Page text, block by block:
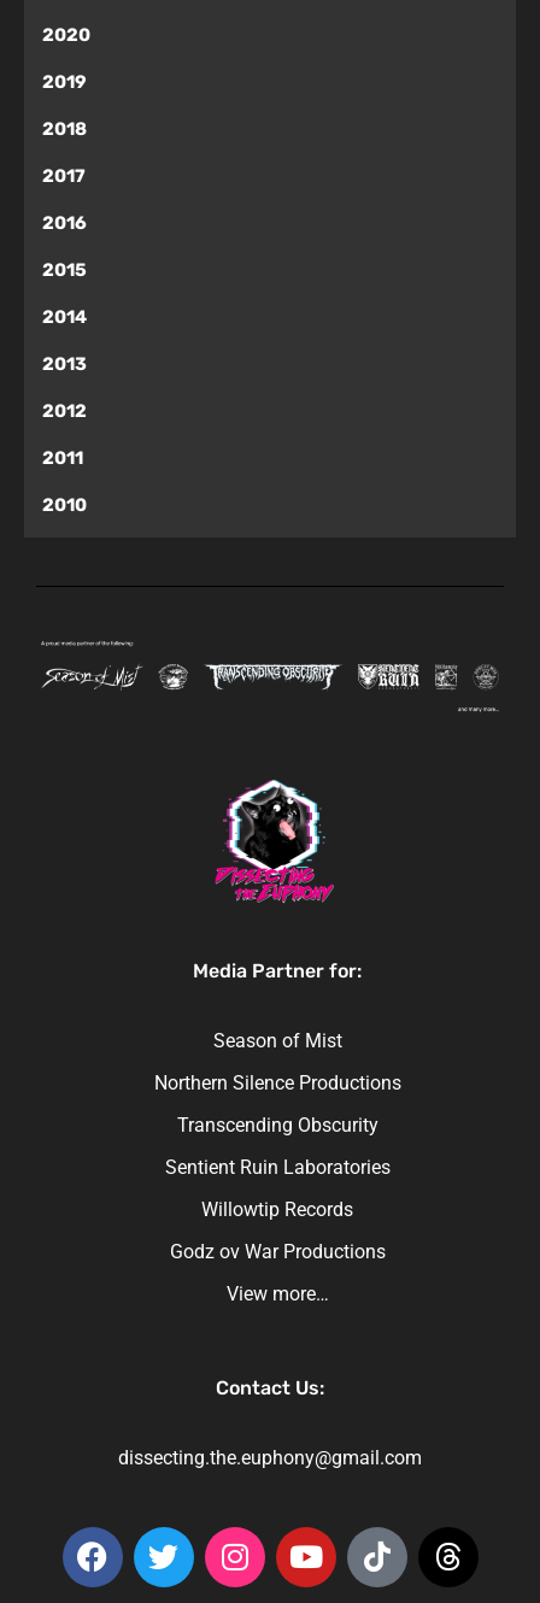
2020
2019
2018
2017
2016
2015
2014
2013
2012
2011
2010
Media Partner for:
Season of Mist
Northern Silence Productions
Transcending Obscurity
Sentient Ruin Laboratories
Willowtip Records
Godz ov War Productions
View more…
Contact Us:
dissecting.the.euphony@gmail.com